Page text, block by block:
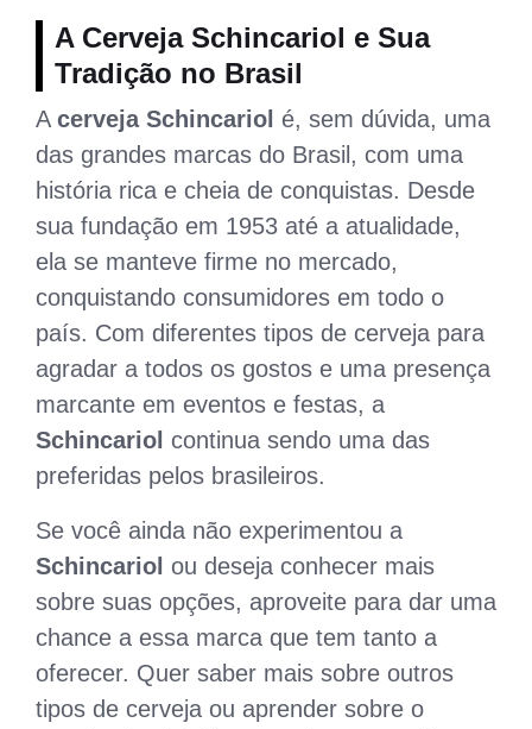
A Cerveja Schincariol e Sua
Tradição no Brasil
A cerveja Schincariol é, sem dúvida, uma
das grandes marcas do Brasil, com uma
história rica e cheia de conquistas. Desde
sua fundação em 1953 até a atualidade,
ela se manteve firme no mercado,
conquistando consumidores em todo o
país. Com diferentes tipos de cerveja para
agradar a todos os gostos e uma presença
marcante em eventos e festas, a
Schincariol continua sendo uma das
preferidas pelos brasileiros.
Se você ainda não experimentou a
Schincariol ou deseja conhecer mais
sobre suas opções, aproveite para dar uma
chance a essa marca que tem tanto a
oferecer. Quer saber mais sobre outros
tipos de cerveja ou aprender sobre o